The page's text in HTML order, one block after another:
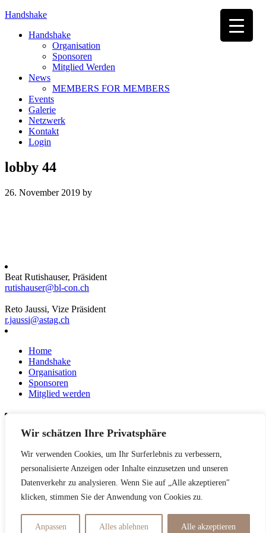
Wir schätzen Ihre Privatsphäre
Wir verwenden Cookies, um Ihr Surferlebnis zu verbessern,
personalisierte Anzeigen oder Inhalte einzusetzen und unseren
Datenverkehr zu analysieren. Wenn Sie auf „Alle akzeptieren"
klicken, stimmen Sie der Anwendung von Cookies zu.
Anpassen Alles ablehnen Alle akzeptieren
Handshake
Handshake
Organisation
Sponsoren
Mitglied Werden
News
MEMBERS FOR MEMBERS
Events
Galerie
Netzwerk
Kontakt
Login
lobby 44
26. November 2019 by
Beat Rutishauser, Präsident
rutishauser@bl-con.ch
Reto Jaussi, Vize Präsident
r.jaussi@astag.ch
Home
Handshake
Organisation
Sponsoren
Mitglied werden
News
Netzwerk
Kontakt
Datenschutzerklärung